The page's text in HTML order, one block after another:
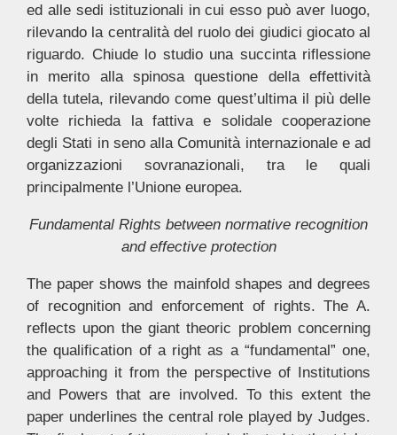
ed alle sedi istituzionali in cui esso può aver luogo,
rilevando la centralità del ruolo dei giudici giocato al
riguardo. Chiude lo studio una succinta riflessione
in merito alla spinosa questione della effettività
della tutela, rilevando come quest’ultima il più delle
volte richieda la fattiva e solidale cooperazione
degli Stati in seno alla Comunità internazionale e ad
organizzazioni sovranazionali, tra le quali
principalmente l’Unione europea.
Fundamental Rights between normative recognition
and effective protection
The paper shows the mainfold shapes and degrees
of recognition and enforcement of rights. The A.
reflects upon the giant theoric problem concerning
the qualification of a right as a “fundamental” one,
approaching it from the perspective of Institutions
and Powers that are involved. To this extent the
paper underlines the central role played by Judges.